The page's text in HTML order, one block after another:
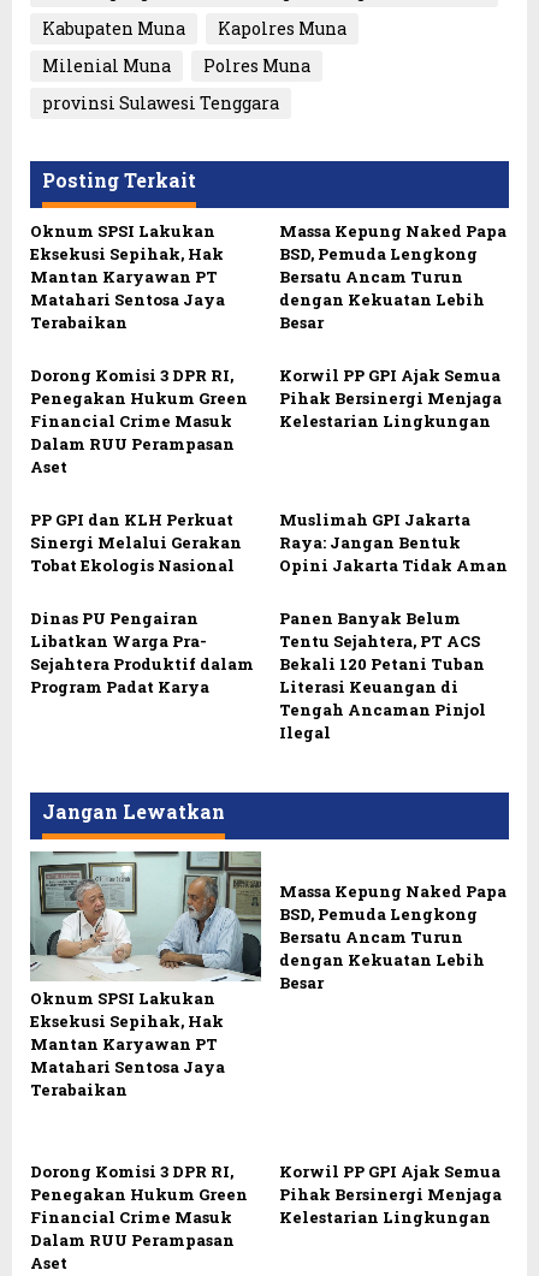
Kabupaten Muna
Kapolres Muna
Milenial Muna
Polres Muna
provinsi Sulawesi Tenggara
Posting Terkait
Oknum SPSI Lakukan
Eksekusi Sepihak, Hak
Mantan Karyawan PT
Matahari Sentosa Jaya
Terabaikan
Massa Kepung Naked Papa
BSD, Pemuda Lengkong
Bersatu Ancam Turun
dengan Kekuatan Lebih
Besar
Dorong Komisi 3 DPR RI,
Penegakan Hukum Green
Financial Crime Masuk
Dalam RUU Perampasan
Aset
Korwil PP GPI Ajak Semua
Pihak Bersinergi Menjaga
Kelestarian Lingkungan
PP GPI dan KLH Perkuat
Sinergi Melalui Gerakan
Tobat Ekologis Nasional
Muslimah GPI Jakarta
Raya: Jangan Bentuk
Opini Jakarta Tidak Aman
Dinas PU Pengairan
Libatkan Warga Pra-
Sejahtera Produktif dalam
Program Padat Karya
Panen Banyak Belum
Tentu Sejahtera, PT ACS
Bekali 120 Petani Tuban
Literasi Keuangan di
Tengah Ancaman Pinjol
Ilegal
Jangan Lewatkan
Oknum SPSI Lakukan
Eksekusi Sepihak, Hak
Mantan Karyawan PT
Matahari Sentosa Jaya
Terabaikan
Massa Kepung Naked Papa
BSD, Pemuda Lengkong
Bersatu Ancam Turun
dengan Kekuatan Lebih
Besar
Dorong Komisi 3 DPR RI,
Penegakan Hukum Green
Financial Crime Masuk
Dalam RUU Perampasan
Aset
Korwil PP GPI Ajak Semua
Pihak Bersinergi Menjaga
Kelestarian Lingkungan